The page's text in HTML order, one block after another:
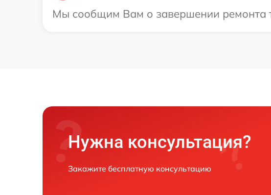
Мы сообщим Вам о завершении ремонта
Нужна консультация?
Закажите бесплатную консультацию